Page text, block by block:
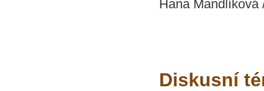
Hana
Diskusní